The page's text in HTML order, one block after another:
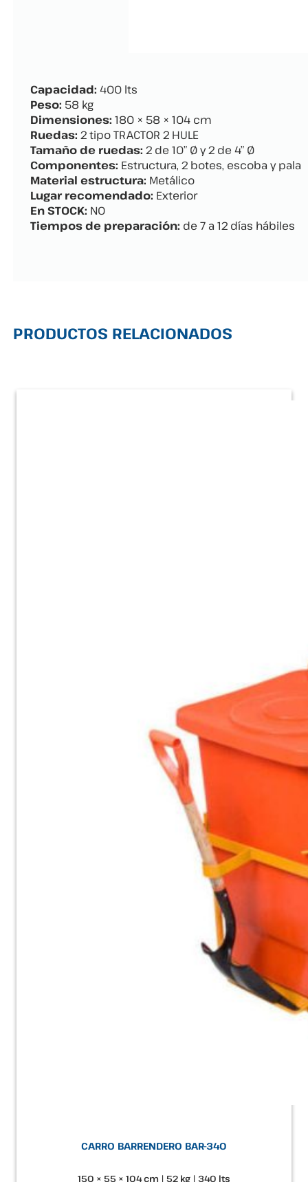
Capacidad: 400 lts
Peso: 58 kg
Dimensiones: 180 × 58 × 104 cm
Ruedas: 2 tipo TRACTOR 2 HULE
Tamaño de ruedas: 2 de 10” Ø y 2 de 4” Ø
Componentes: Estructura, 2 botes, escoba y pala
Material estructura: Metálico
Lugar recomendado: Exterior
En STOCK: NO
Tiempos de preparación: de 7 a 12 días hábiles
PRODUCTOS RELACIONADOS
CARRO BARRENDERO BAR-340
150 × 55 × 104 cm | 52 kg | 340 lts